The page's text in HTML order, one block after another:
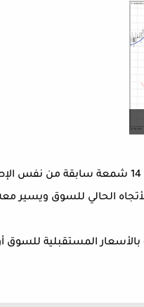
في الشارت السابق يظهر مؤشر موفينج افريج 14 , وهو يقيس متوسط إغلاق 14 شمعة سابقة من
الحالي للسوق ويسير
المستقبلية للسوق